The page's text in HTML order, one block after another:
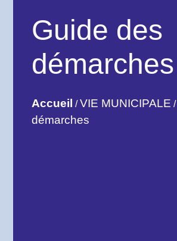
Guide des
démarches
Accueil /VIE MUNICIPALE /
démarches